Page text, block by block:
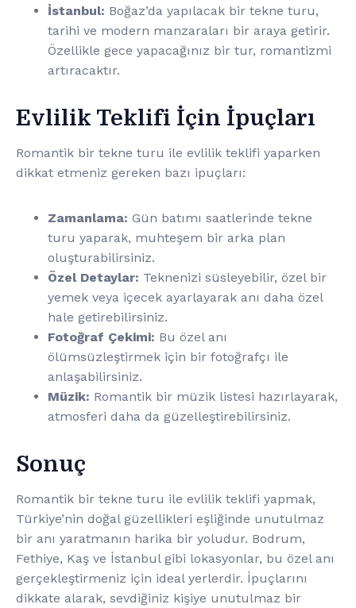
İstanbul: Boğaz’da yapılacak bir tekne turu,
tarihi ve modern manzaraları bir araya getirir.
Özellikle gece yapacağınız bir tur, romantizmi
artıracaktır.
Evlilik Teklifi İçin İpuçları
Romantik bir tekne turu ile evlilik teklifi yaparken
dikkat etmeniz gereken bazı ipuçları:
Zamanlama: Gün batımı saatlerinde tekne
turu yaparak, muhteşem bir arka plan
oluşturabilirsiniz.
Özel Detaylar: Teknenizi süsleyebilir, özel bir
yemek veya içecek ayarlayarak anı daha özel
hale getirebilirsiniz.
Fotoğraf Çekimi: Bu özel anı
ölümsüzleştirmek için bir fotoğrafçı ile
anlaşabilirsiniz.
Müzik: Romantik bir müzik listesi hazırlayarak,
atmosferi daha da güzelleştirebilirsiniz.
Sonuç
Romantik bir tekne turu ile evlilik teklifi yapmak,
Türkiye’nin doğal güzellikleri eşliğinde unutulmaz
bir anı yaratmanın harika bir yoludur. Bodrum,
Fethiye, Kaş ve İstanbul gibi lokasyonlar, bu özel anı
gerçekleştirmeniz için ideal yerlerdir. İpuçlarını
dikkate alarak, sevdiğiniz kişiye unutulmaz bir